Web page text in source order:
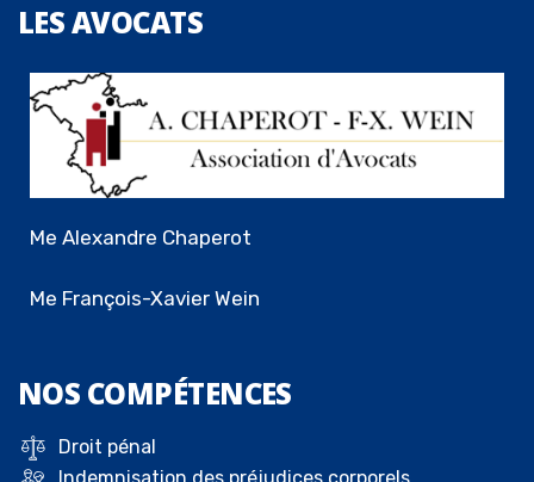
LESAVOCATS
Me Alexandre Chaperot
Me François-Xavier Wein
NOS COMPÉTENCES
Droit pénal